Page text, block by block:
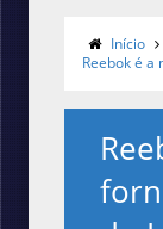
Início
Reebok é